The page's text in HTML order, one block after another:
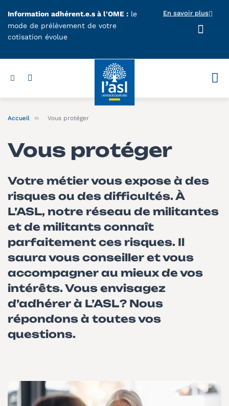
Information adhérent.e.s à l'OME : le
mode de prélèvement de votre
cotisation évolue
En savoir plus
Accueil Vous protéger
Vous protéger
Votre métier vous expose à des
risques ou des difficultés. À
L’ASL, notre réseau de militantes
et de militants connaît
parfaitement ces risques. Il
saura vous conseiller et vous
accompagner au mieux de vos
intérêts. Vous envisagez
d’adhérer à L’ASL ? Nous
répondons à toutes vos
questions.